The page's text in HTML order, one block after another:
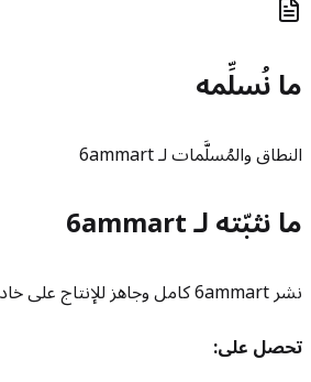
ما نُسلِّمه
النطاق والمُسلَّمات لـ 6ammart
ما نثبّته لـ 6ammart
نشر 6ammart كامل وجاهز للإنتاج على خادمك، بعلامتك التجارية ومُختبر من البداية للنهاية قبل التسليم.
تحصل على: